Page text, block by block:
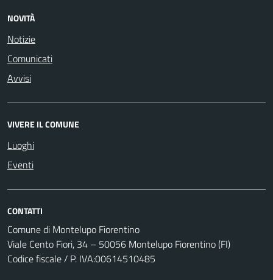
NOVITÀ
Notizie
Comunicati
Avvisi
VIVERE IL COMUNE
Luoghi
Eventi
CONTATTI
Comune di Montelupo Fiorentino
Viale Cento Fiori, 34 – 50056 Montelupo Fiorentino (FI)
Codice fiscale / P. IVA:00614510485